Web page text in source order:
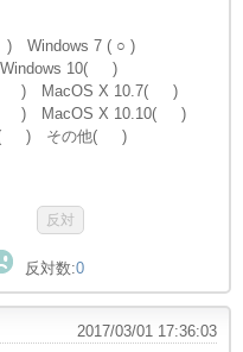
Windows 7 ( ○ )
10( )
) MacOS X 10.7( )
) MacOS X 10.10( )
) その他( )
反対数:0
2017/03/01 17:36:03